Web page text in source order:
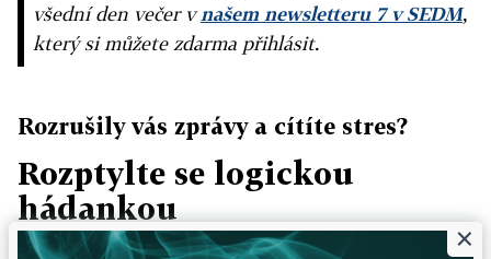
všední den večer vnašem newsletteru 7 v SEDM,
který si můžete zdarma přihlásit.
Rozrušily vás zprávy a cítíte stres?
Rozptylte se logickou
hádankou
×